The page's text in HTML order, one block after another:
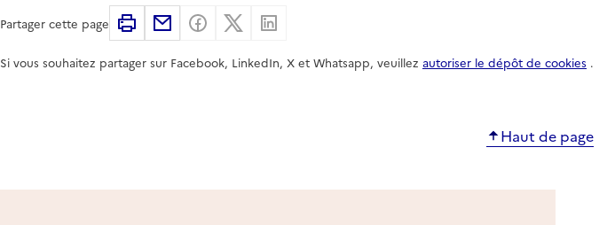
Partager cette page ImprimerPartager par email
Partager sur Facebook
Partager sur X
Si vous souhaitez partager sur Facebook, LinkedIn, X et Whatsapp, veuillez autoriser le dépôt de cookies .
Haut de page